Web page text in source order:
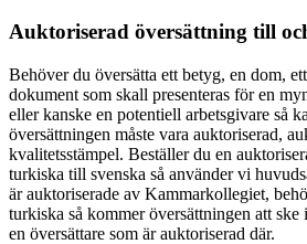
Auktoriserad översättning till
Behöver du översätta ett betyg, en dom,
dokument som skall presenteras för en
eller kanske en potentiell arbetsgivare så
översättningen måste vara auktoriserad,
kvalitetsstämpel. Beställer du en
turkiska till svenska så använder vi
är auktoriserade av Kammarkollegiet,
turkiska så kommer översättningen att
en översättare som är auktoriserad där.